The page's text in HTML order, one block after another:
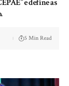
e define as
5 Min Read